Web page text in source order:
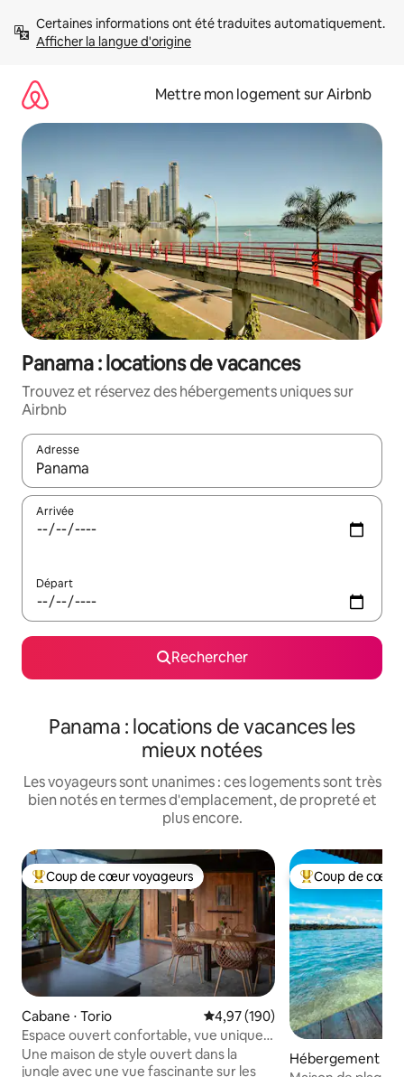
directement
Afficher la langue d'origine
Mettre mon logement sur Airbnb
Panama : locations de vacances
Trouvez et réservez des hébergements uniques sur
Airbnb
Adresse
Lorsque les résultats s'affichent, utilisez les flèches vers le
Arrivée
Départ
Rechercher
Panama : locations de vacances les
mieux notées
Les voyageurs sont unanimes : ces logements sont très
bien notés en termes d'emplacement, de propreté et
plus encore.
Coups de cœur voyageurs les plus appréciés
Coup de cœur voyageurs
Cabane ⋅ Torio Évaluation moyenne sur la
4,97 (190)
Espace ouvert confortable, vue unique
sur la jungle, accès à la rivière
Une maison de style ouvert dans la
jungle avec une vue fascinante sur les
Coups de cœur
Coup de cœur
Hébergement ⋅